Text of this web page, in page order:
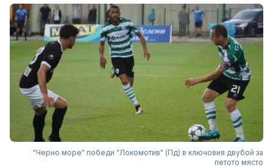
"Черно море" победи "Локомотив" (Пд) в ключовия двубой за
петото място